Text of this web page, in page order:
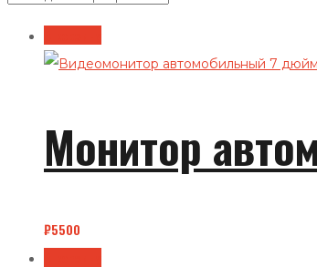
Монитор
₽5500